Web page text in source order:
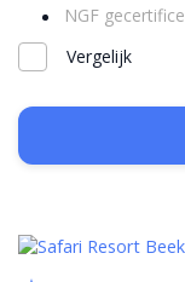
NGF
Vergelijk